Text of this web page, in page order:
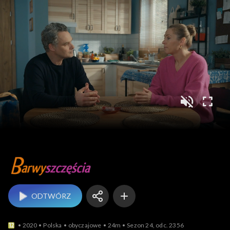
Barwy szczęścia
ODTWÓRZ
2020 Polska obyczajowe 24m Sezon 24, odc. 2356